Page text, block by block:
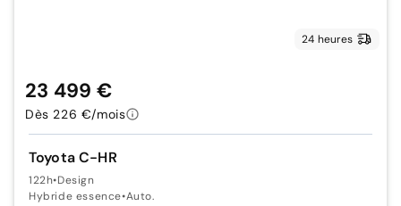
24 heures
Toyota C-HR
122h•Design
Hybride essence•Auto.
23 499 €
Dès 226 €/mois